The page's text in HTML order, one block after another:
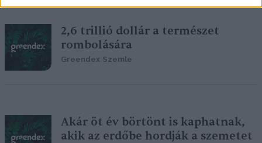
2,6 trillió dollár a természet
rombolására
Greendex Szemle
Akár öt év börtönt is kaphatnak,
akik az erdőbe hordják a szemetet